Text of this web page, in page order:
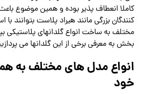
کاملا انعطاف پذیر بوده و همین موضوع
کنندگان بزرگی مانند هیراد پلاست بتوانند با
مختلف به ساخت انواع گلدانهای پلاستیکی
بخش به معرفی برخی از این گلدانها می
انواع مدل های مختلف به
خود